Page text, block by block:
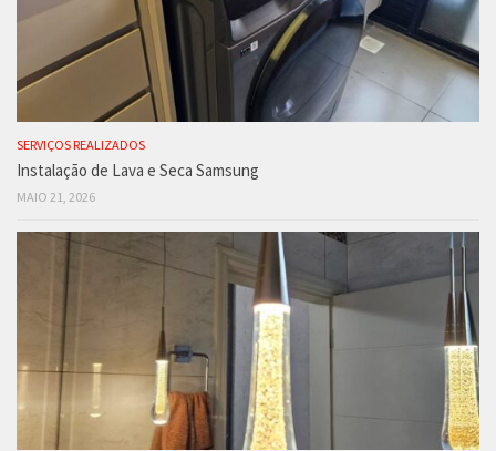
SERVIÇOS REALIZADOS
Instalação de Lava e Seca Samsung
MAIO 21, 2026